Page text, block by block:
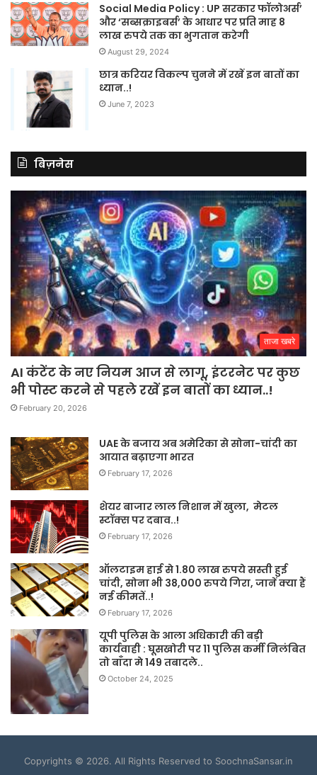
Social Media Policy : UP सरकार फॉलोअर्स’
और ‘सब्सक्राइबर्स’ के आधार पर प्रति माह 8
लाख रुपये तक का भुगतान करेगी
August 29, 2024
छात्र करियर विकल्प चुनने में रखें इन बातों का
ध्यान..!
June 7, 2023
बिज़नेस
ताजा खबरे
AI कंटेंट के नए नियम आज से लागू, इंटरनेट पर कुछ
भी पोस्ट करने से पहले रखें इन बातों का ध्यान..!
February 20, 2026
UAE के बजाय अब अमेरिका से सोना-चांदी का
आयात बढ़ाएगा भारत
February 17, 2026
शेयर बाजार लाल निशान में खुला, मेटल
स्टॉक्स पर दबाव..!
February 17, 2026
ऑलटाइम हाई से 1.80 लाख रुपये सस्ती हुई
चांदी, सोना भी 38,000 रुपये गिरा, जानें क्या हैं
नई कीमतें..!
February 17, 2026
यूपी पुलिस के आला अधिकारी की बड़ी
कार्यवाही : घूसखोरी पर 11 पुलिस कर्मी निलंबित
तो बाँदा मे 149 तबादले..
October 24, 2025
Copyrights © 2026. All Rights Reserved to SoochnaSansar.in